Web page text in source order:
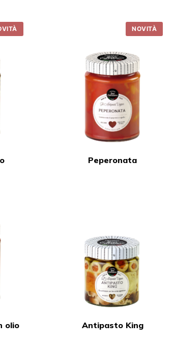
NOVITÀ
Peperonata
olio Antipasto King